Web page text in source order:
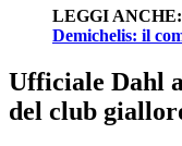
LEGGI ANCHE:
Demichelis: il
Ufficiale Dahl
del club